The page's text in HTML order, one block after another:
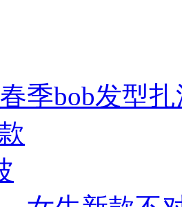
春季bob发型